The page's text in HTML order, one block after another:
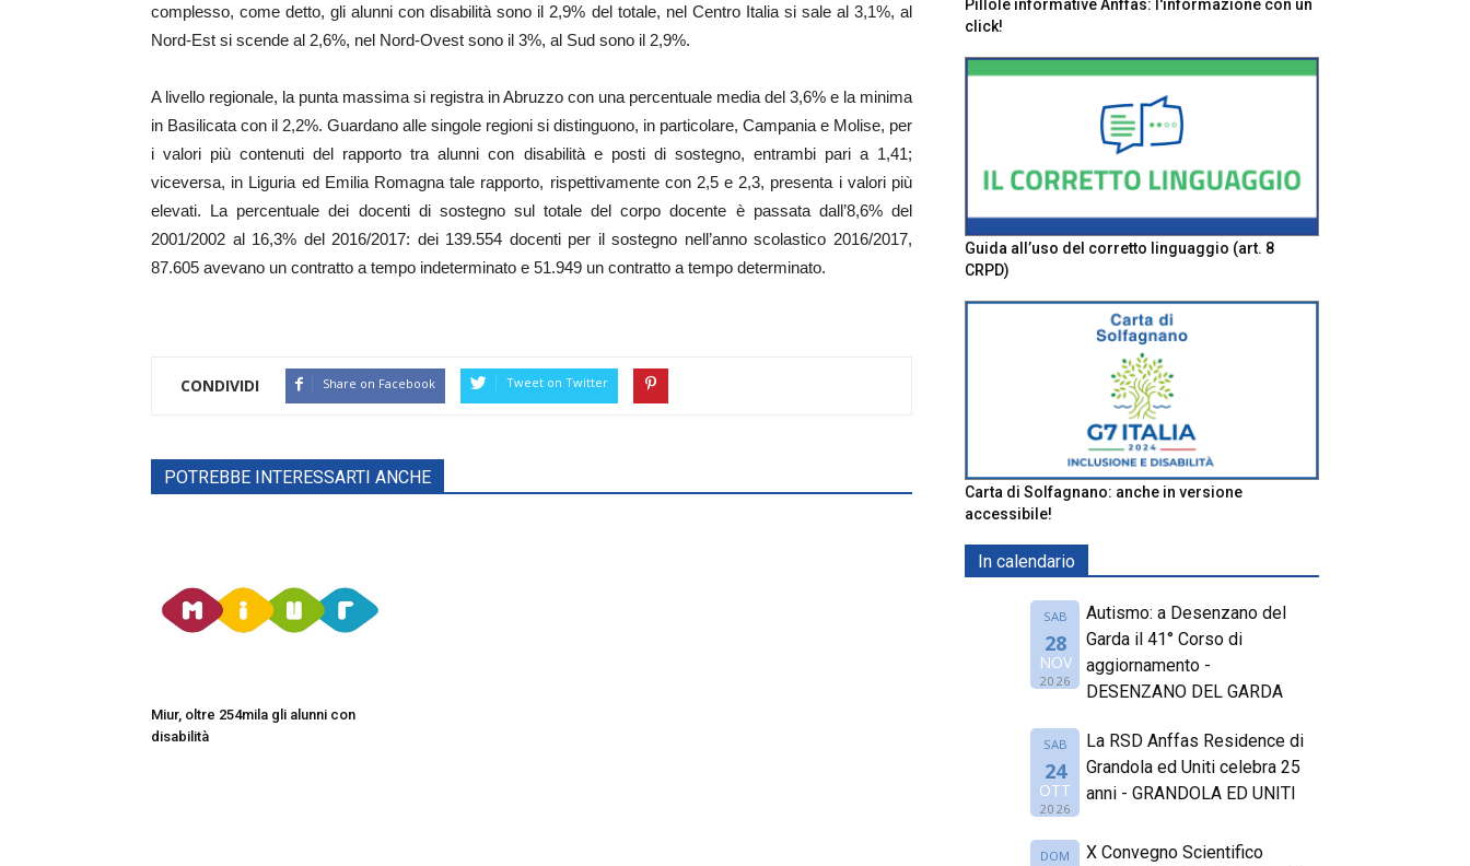
complesso, come detto, gli alunni con disabilità sono il 2,9% del totale, nel Centro Italia si sale al 3,1%, al
Nord-Est si scende al 2,6%, nel Nord-Ovest sono il 3%, al Sud sono il 2,9%.
A livello regionale, la punta massima si registra in Abruzzo con una percentuale media del 3,6% e la minima
in Basilicata con il 2,2%. Guardano alle singole regioni si distinguono, in particolare, Campania e Molise, per
i valori più contenuti del rapporto tra alunni con disabilità e posti di sostegno, entrambi pari a 1,41;
viceversa, in Liguria ed Emilia Romagna tale rapporto, rispettivamente con 2,5 e 2,3, presenta i valori più
elevati. La percentuale dei docenti di sostegno sul totale del corpo docente è passata dall’8,6% del
2001/2002 al 16,3% del 2016/2017: dei 139.554 docenti per il sostegno nell’anno scolastico 2016/2017,
87.605 avevano un contratto a tempo indeterminato e 51.949 un contratto a tempo determinato.
CONDIVIDI Share on Facebook Tweet on Twitter
POTREBBE INTERESSARTI ANCHE
Miur, oltre 254mila gli alunni con
disabilità
Pillole informative Anffas: l'informazione con un
click!
Guida all’uso del corretto linguaggio (art. 8
CRPD)
Carta di Solfagnano: anche in versione
accessibile!
In calendario
SAB
28
NOV
2026
Autismo: a Desenzano del
Garda il 41° Corso di
aggiornamento -
DESENZANO DEL GARDA
SAB
24
OTT
2026
La RSD Anffas Residence di
Grandola ed Uniti celebra 25
anni - GRANDOLA ED UNITI
DOM
X Convegno Scientifico